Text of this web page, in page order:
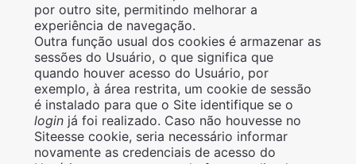
por outro site, permitindo melhorar a
experiência de navegação.
Outra função usual dos cookies é armazenar as
sessões do Usuário, o que significa que
quando houver acesso do Usuário, por
exemplo, à área restrita, um cookie de sessão
é instalado para que o Site identifique se o
loginjá foi realizado. Caso não houvesse no
Siteesse cookie, seria necessário informar
novamente as credenciais de acesso do